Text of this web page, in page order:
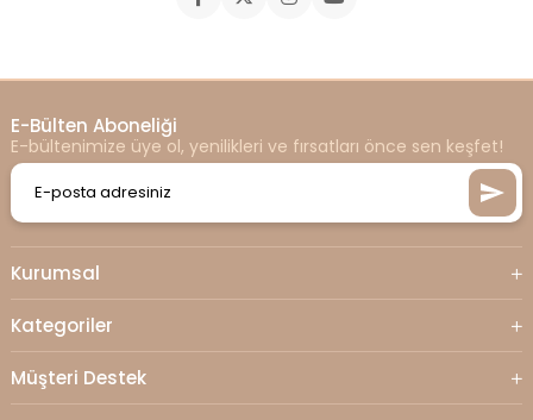
Kurumsal
Kategoriler
Müşteri Destek
E-Bülten Aboneliği
E-bültenimize üye ol, yenilikleri ve fırsatları önce sen keşfet!